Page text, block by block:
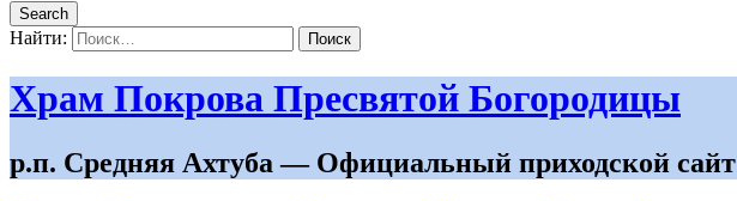
Search
Найти:
Храм Покрова Пресвятой Богородицы
р.п. Средняя Ахтуба — Официальный приходской сайт